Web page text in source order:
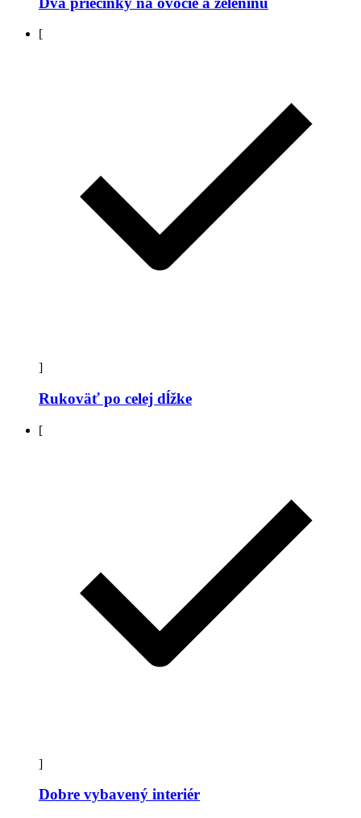
[
]
Rukoväť po celej dĺžke
[
]
Dobre vybavený interiér